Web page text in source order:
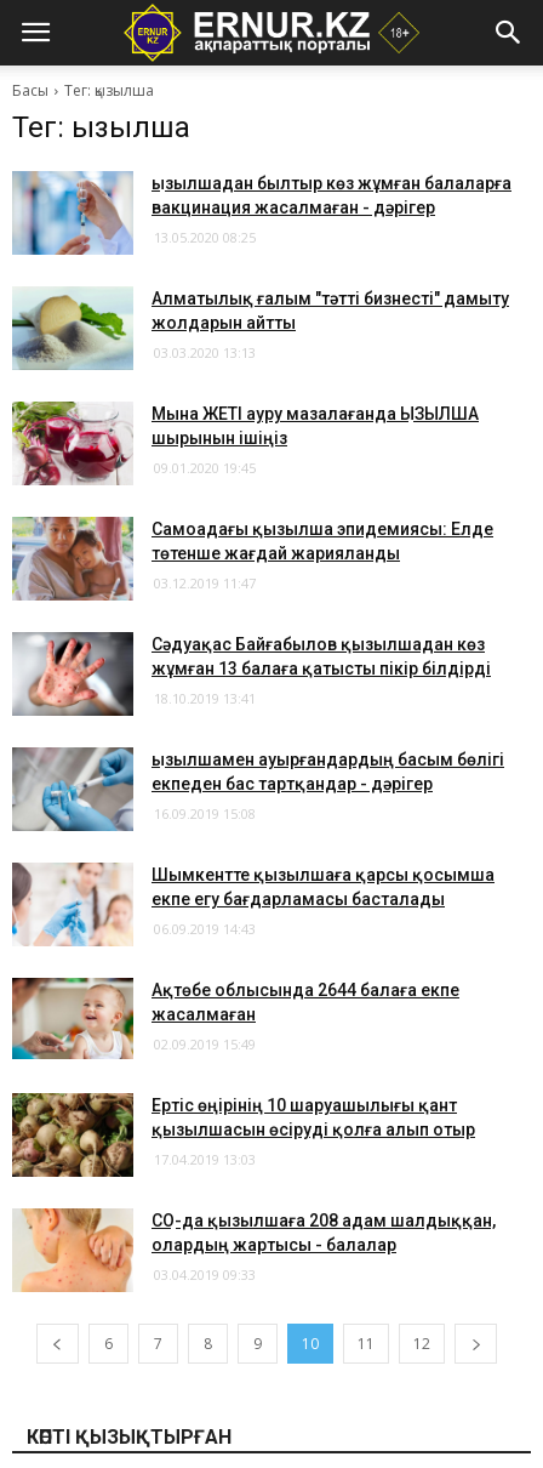
Басы Тег: қызылша
Тег: қызылша
Қызылшадан былтыр көз жұмған балаларға
вакцинация жасалмаған - дәрігер
13.05.2020 08:25
Алматылық ғалым "тәтті бизнесті" дамыту
жолдарын айтты
03.03.2020 13:13
Мына ЖЕТІ ауру мазалағанда ​ҚЫЗЫЛША
шырынын ішіңіз
09.01.2020 19:45
Самоадағы қызылша эпидемиясы: Елде
төтенше жағдай жарияланды
03.12.2019 11:47
Сәдуақас Байғабылов қызылшадан көз
жұмған 13 балаға қатысты пікір білдірді
18.10.2019 13:41
Қызылшамен ауырғандардың басым бөлігі
екпеден бас тартқандар - дәрігер
16.09.2019 15:08
Шымкентте қызылшаға қарсы қосымша
екпе егу бағдарламасы басталады
06.09.2019 14:43
Ақтөбе облысында 2644 балаға екпе
жасалмаған
02.09.2019 15:49
​Ертіс өңірінің 10 шаруашылығы қант
қызылшасын өсіруді қолға алып отыр
17.04.2019 13:03
​СҚО-да қызылшаға 208 адам шалдыққан,
олардың жартысы - балалар
03.04.2019 09:33
6 7 8 9 10 11 12
КӨПТІ ҚЫЗЫҚТЫРҒАН